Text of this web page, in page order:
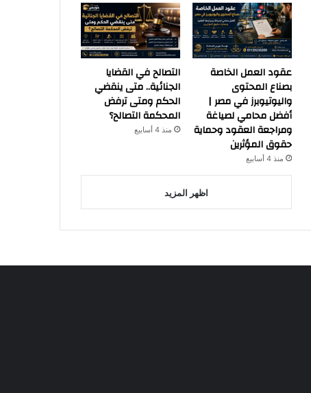
عقود العمل الخاصة
بصناع المحتوى
واليوتيوبرز في مصر |
أفضل محامي لصياغة
ومراجعة العقود وحماية
حقوق المؤثرين
منذ 4 أسابيع
التصالح في القضايا
الجنائية.. متى ينقضي
الحكم ومتى ترفض
المحكمة التصالح؟
منذ 4 أسابيع
اظهر المزيد